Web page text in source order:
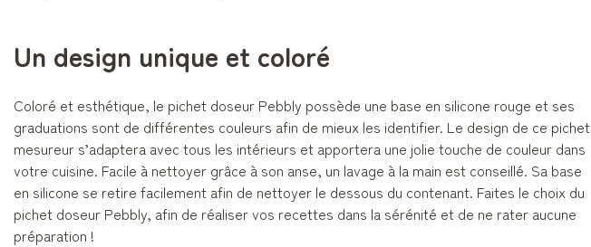
Un design unique et coloré
Coloré et esthétique, le pichet doseur Pebbly possède une base en silicone rouge et ses
graduations sont de différentes couleurs afin de mieux les identifier. Le design de ce pichet
mesureur s’adaptera avec tous les intérieurs et apportera une jolie touche de couleur dans
votre cuisine. Facile à nettoyer grâce à son anse, un lavage à la main est conseillé. Sa base
en silicone se retire facilement afin de nettoyer le dessous du contenant. Faites le choix du
pichet doseur Pebbly, afin de réaliser vos recettes dans la sérénité et de ne rater aucune
préparation !